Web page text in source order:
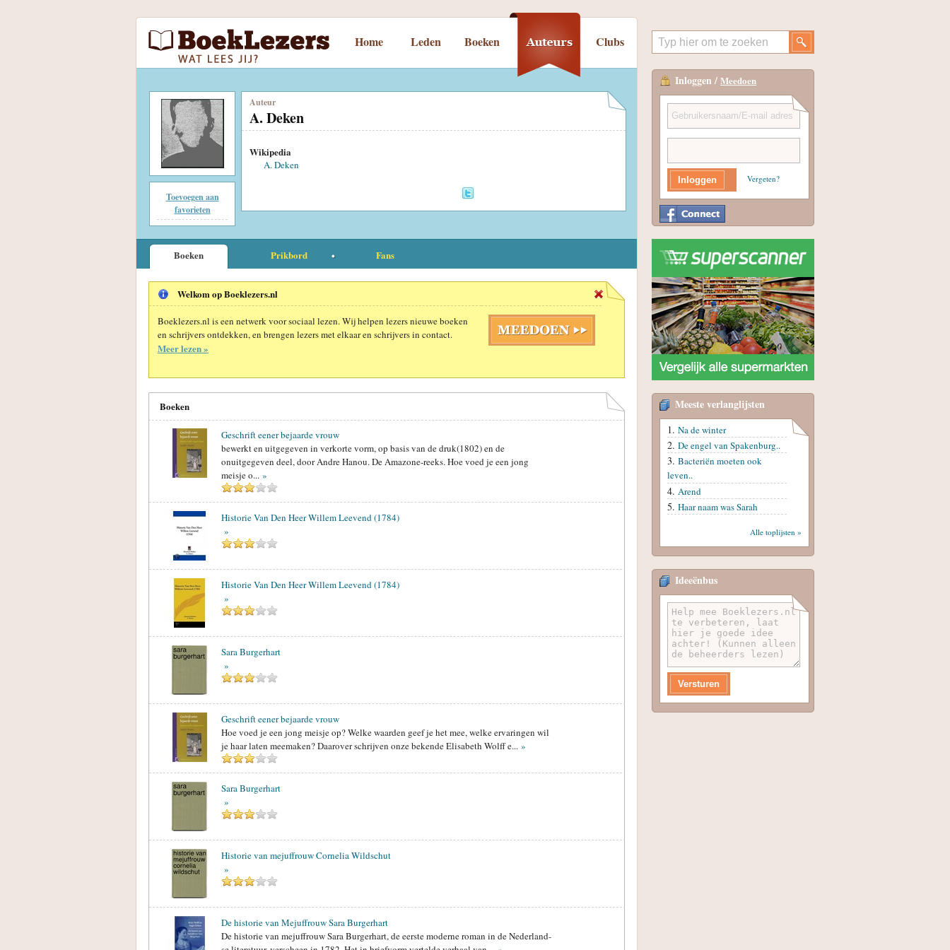
Home Leden Boeken Clubs
Toevoegen aan
favorieten
Auteur
A. Deken
Wikipedia
A. Deken
Boeken Prikbord Fans
Welkom op Boeklezers.nl
Boeklezers.nl is een netwerk voor sociaal lezen. Wij helpen lezers nieuwe boeken
en schrijvers ontdekken, en brengen lezers met elkaar en schrijvers in contact.
Meer lezen »
Boeken
Geschrift eener bejaarde vrouw
bewerkt en uitgegeven in verkorte vorm, op basis van de druk(1802) en de
onuitgegeven deel, door Andre Hanou. De Amazone-reeks. Hoe voed je een jong
meisje o... »
Historie Van Den Heer Willem Leevend (1784)
»
Historie Van Den Heer Willem Leevend (1784)
»
Sara Burgerhart
»
Geschrift eener bejaarde vrouw
Hoe voed je een jong meisje op? Welke waarden geef je het mee, welke ervaringen wil
je haar laten meemaken? Daarover schrijven onze bekende Elisabeth Wolff e... »
Sara Burgerhart
»
Historie van mejuffrouw Cornelia Wildschut
»
De historie van Mejuffrouw Sara Burgerhart
De historie van mejuffrouw Sara Burgerhart, de eerste moderne roman in de Nederland-
Inloggen / Meedoen
Vergeten?
Meeste verlanglijsten
Na de winter
De engel van Spakenburg..
Bacteriën moeten ook
leven..
Arend
Haar naam was Sarah
Alle toplijsten »
Ideeënbus